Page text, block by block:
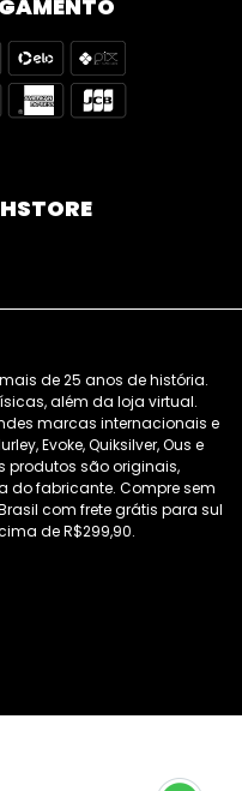
de 25 anos de história.
além da loja virtual.
marcas internacionais e
Evoke, Quiksilver, Ous e
produtos são originais,
fabricante. Compre sem
com frete grátis para sul
de R$299,90.